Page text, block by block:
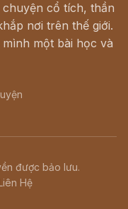
cổ tích, thần
nơi trên thế giới.
một bài học và
được bảo lưu.
Hệ